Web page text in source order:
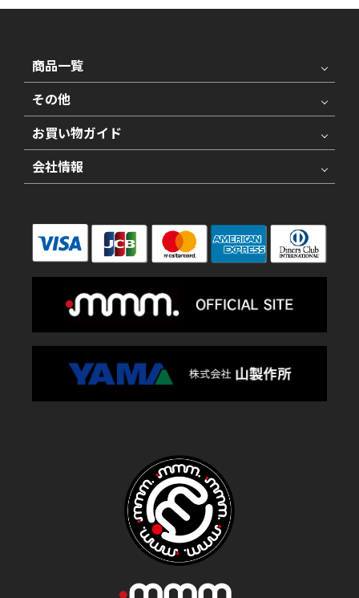
商品一覧
その他
お買い物ガイド
会社情報